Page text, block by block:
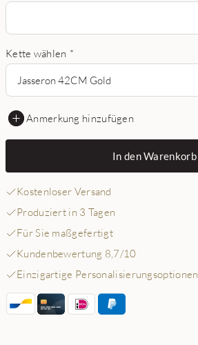
Kette wählen *
Jasseron 42CM Gold
Anmerkung hinzufügen
In den Warenkorb
Kostenloser Versand
Produziert in 3 Tagen
Für Sie maßgefertigt
Kundenbewertung 8,7/10
Einzigartige Personalisierungsoptionen